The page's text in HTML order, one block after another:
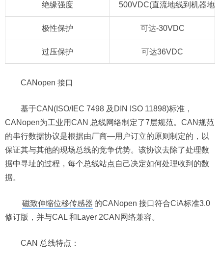
绝缘强度 500VDC(直流地线到机器地
极性保护 可达-30VDC
过压保护 可达36VDC
CANopen 接口
基于CAN(ISO/IEC 7498 及DIN ISO 11898)标准，
CANopen为工业用CAN 总线网络制定了7层规范。CAN规范
的串行数据协议是根据由厂商—用户订立的原则制定的，以
保证其与其他的现场总线的竞争优势。该协议去除了处理数
据中寻址的过程，每个总线站点自己决定如何处理收到的数
据。
磁致伸缩位移传感器 的CANopen 接口符合CiA标准3.0
修订版，并与CAL 和Layer 2CAN网络兼容。
CAN 总线特点：